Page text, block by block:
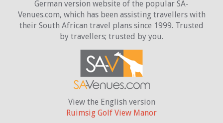
German version website of the popular SA-
Venues.com, which has been assisting travellers with
their South African travel plans since 1999. Trusted
by travellers; trusted by you.
View the English version
Ruimsig Golf View Manor